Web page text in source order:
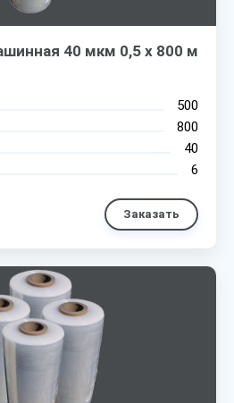
40 мкм 0,5 х 800 м
500
800
40
6
Заказать